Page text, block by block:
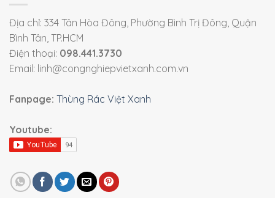
Địa chỉ: 334 Tân Hòa Đông, Phường Bình Trị Đông, Quận
Bình Tân, TP.HCM
Điện thoại: 098.441.3730
Email: linh@congnghiepvietxanh.com.vn
Fanpage: Thùng Rác Việt Xanh
Youtube: